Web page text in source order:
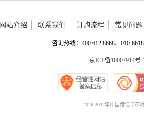
网站介绍 联系我们 订购流程 常见问题
咨询热线：400 612 8668、010-
京ICP备10007914号-
2026-2032年中国借记卡市